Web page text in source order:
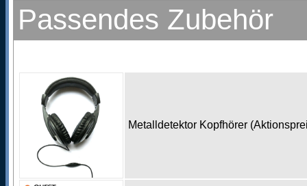
Passendes Zubehör
Metalldetektor Kopfhörer